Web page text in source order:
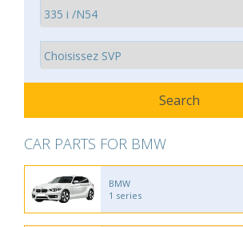
CAR PARTS FOR BMW
BMW
1 series